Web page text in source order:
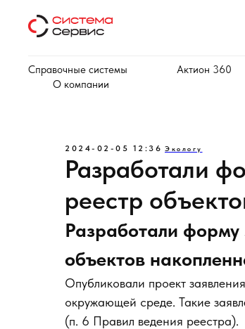
Справочные системы Актион 360
О компании
2024-02-05 12:36 Экологу
Разработали
реестр
Разработали форму
объектов
Опубликовали проект
окружающей среде. Такие
(п. 6 Правил ведения реестра).